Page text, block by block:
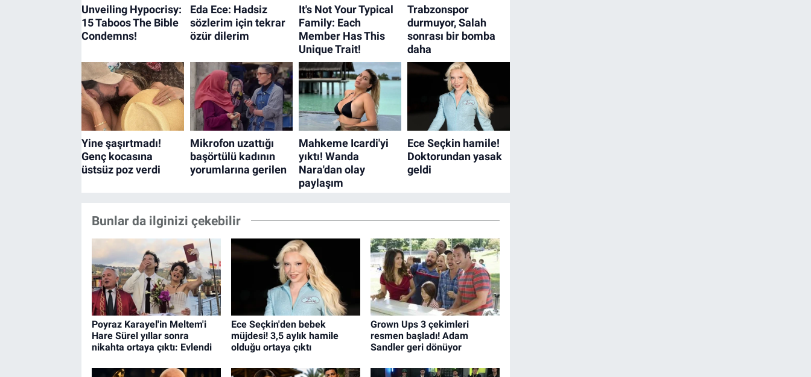
Bunlar da ilginizi çekebilir
Poyraz Karayel'in Meltem'i
Hare Sürel yıllar sonra
nikahta ortaya çıktı: Evlendi
Ece Seçkin'den bebek
müjdesi! 3,5 aylık hamile
olduğu ortaya çıktı
Grown Ups 3 çekimleri
resmen başladı! Adam
Sandler geri dönüyor